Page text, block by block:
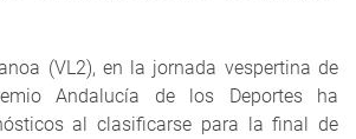
(VL2), en la jornada vespertina de
Andalucía de los Deportes ha
al clasificarse para la final de